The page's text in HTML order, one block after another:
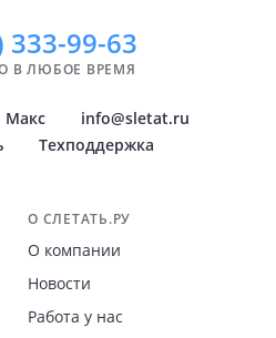
333-99-63
В ЛЮБОЕ ВРЕМЯ
Макс
info@sletat.ru
Техподдержка
О СЛЕТАТЬ.РУ
О компании
Новости
Работа у нас